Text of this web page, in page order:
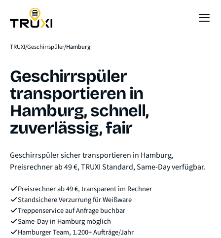
TRUXI Geschirrspüler Hamburg
Geschirrspüler
transportieren in
Hamburg, schnell,
zuverlässig, fair
Geschirrspüler sicher transportieren in Hamburg,
Preisrechner ab 49 €, TRUXI Standard, Same-Day verfügbar.
Preisrechner ab 49 €, transparent im Rechner
Standsichere Verzurrung für Weißware
Treppenservice auf Anfrage buchbar
Same-Day in Hamburg möglich
Hamburger Team, 1.200+ Aufträge/Jahr